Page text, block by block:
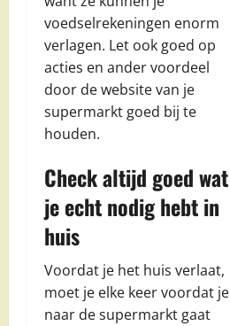
voedselrekeningen enorm
verlagen. Let ook goed op
acties en ander voordeel
door de website van je
supermarkt goed bij te
houden.
Check altijd goed wat
je echt nodig hebt in
huis
Voordat je het huis verlaat,
moet je elke keer voordat je
naar de supermarkt gaat